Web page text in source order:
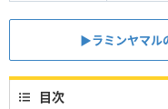
▶︎ラミンヤマル
目次